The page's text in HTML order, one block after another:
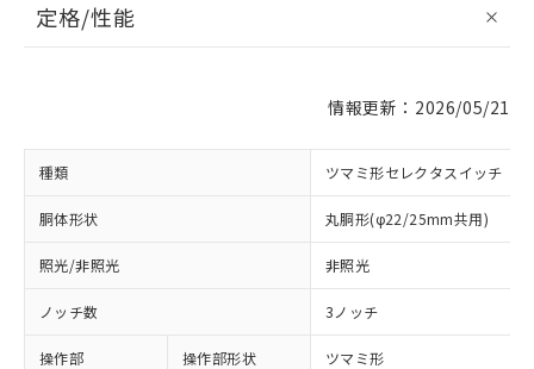
定格/性能
情報更新：2026/05/21
種類 ツマミ形セレクタスイッチ
胴体形状 丸胴形(φ22/25mm共用)
照光/非照光 非照光
ノッチ数 3ノッチ
操作部 操作部形状 ツマミ形